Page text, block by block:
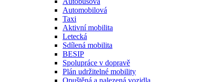
Automobilová
Taxi
Aktivní mobilita
Letecká
Sdílená mobilita
BESIP
Spolupráce v dopravě
Plán udržitelné mobility
Opuštěná a nalezená vozidla